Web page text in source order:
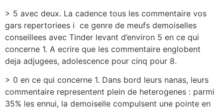
> 5 avec deux. La cadence tous les commentaire vos
gars repertoriees i ce genre de meufs demoiselles
conseillees avec Tinder levant d’environ 5 en ce qui
concerne 1. A ecrire que les commentaire englobent
deja adjugees, adolescence pour cinq pour 8.
> 0 en ce qui concerne 1. Dans bord leurs nanas, leurs
commentaire representent plein de heterogenes : parmi
35% les ennui, la demoiselle compulsent une pointe en